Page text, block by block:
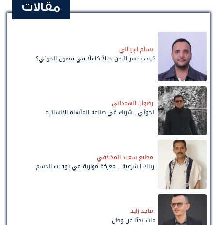
مقالات
بسام الإرياني
كيف يخسر اليمن جيلاً كاملًا في فصول الحوثي؟
رضوان الهمداني
الحوثي.. شريك في صناعة المأساة الإنسانية
مطيع سعيد المخلافي
إرباك الشرعية... معركة موازية في توقيت الحسم
ماجد زايد
مات بحثًا عن وطن